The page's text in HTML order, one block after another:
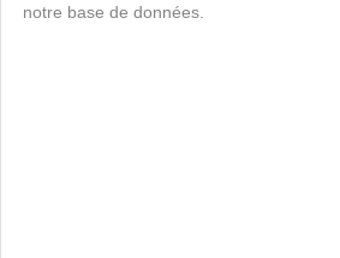
notre base de données.